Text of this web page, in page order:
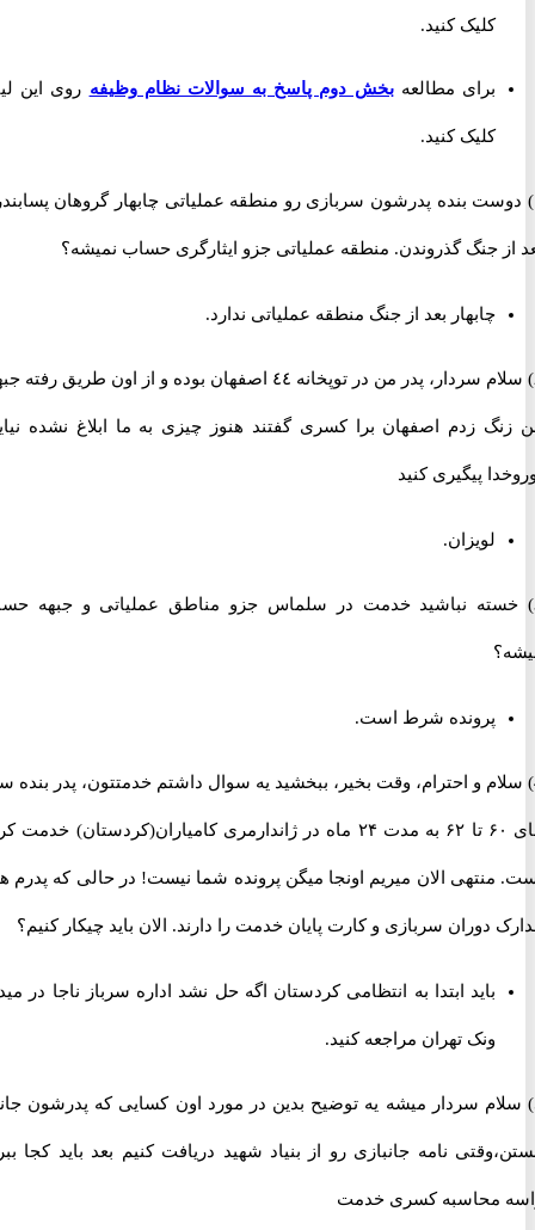
کلیک کنید.
برای مطالعهبخش دوم پاسخ به سوالات نظام وظیفهروی این لینک
کلیک کنید.
بنده پدرشون سربازی رو منطقه عملیاتی چابهار گروهان پسابندر و
جنگ گذروندن. منطقه عملیاتی جزو ایثارگری حساب نمیشه؟
چابهار بعد از جنگ منطقه عملیاتی ندارد.
2) سلام سردار، پدر من در توپخانه ٤٤ اصفهان بوده و از اون طریق رفته جبهه،
زدم اصفهان برا کسری گفتند هنوز چیزی به ما ابلاغ نشده نیاین،
پیگیری کنید
لویزان.
نباشید خدمت در سلماس جزو مناطق عملیاتی و جبهه حساب
پرونده شرط است.
و احترام، وقت بخیر، ببخشید یه سوال داشتم خدمتتون، پدر بنده سال
های ۶۰ تا ۶۲ به مدت ۲۴ ماه در ژاندارمری کامیاران(کردستان) خدمت کرده
الان میریم اونجا میگن پرونده شما نیست! در حالی که پدرم همه
دوران سربازی و کارت پایان خدمت را دارند. الان باید چیکار کنیم؟
باید ابتدا به انتظامی کردستان اگه حل نشد اداره سرباز ناجا در میدان
ونک تهران مراجعه کنید.
سردار میشه یه توضیح بدین در مورد اون کسایی که پدرشون جانباز
نامه جانبازی رو از بنیاد شهید دریافت کنیم بعد باید کجا ببریم
محاسبه کسری خدمت